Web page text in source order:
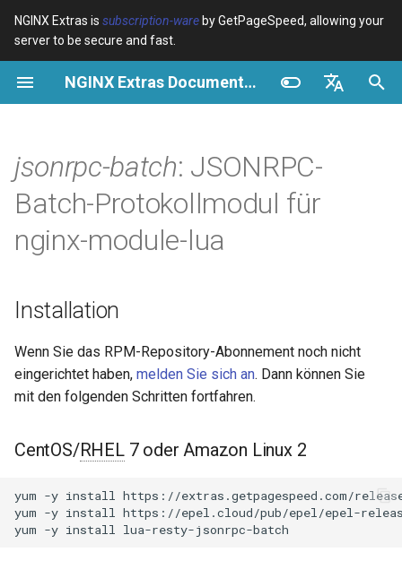
NGINX Extras is subscription-ware by GetPageSpeed, allowing your
server to be secure and fast.
NGINX Extras Documentation
Español
Português (Brasil)
S
u
h
i
d
i
n
t
a
device-type Variables
Examples
geoip2
Directives
Examples
pagespeed
abuse-guard
access-control
array-var
CentOS/RHEL 7 oder
Amazon Linux 2
CentOS/RHEL 8+, Fedora
Linux, Amazon Linux 2023
Erweiterte Verwendung
request
Cache
Leistung
Sicherheit
RHEL/CentOS wählen
NGINX-MOD - Verbesserte
NGINX mit HTTP/3, HPACK &
Gesundheitsprüfungen für
Tengine Webserver -
& Rocky Linux
NGINX-Module für das Plesk-
Verwandle ea-nginx in eine
Leistungs- und
Sicherheitsmacht
jsonrpc-batch: JSONRPC-
Batch-Protokollmodul für
nginx-module-lua
Installation
Wenn Sie das RPM-Repository-Abonnement noch nicht
eingerichtet haben, melden Sie sich an. Dann können Sie
mit den folgenden Schritten fortfahren.
CentOS/RHEL7 oder Amazon Linux 2
yum -y install
https://extras.getpagespeed.com/
yum -y install
https://epel.cloud/pub/epel/epel-
yum -y install